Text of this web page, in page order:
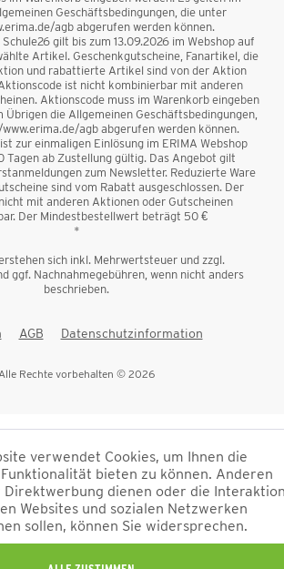
Geschäftsbedingungen, die unter
agb abgerufen werden können.
gilt bis zum 13.09.2026 im Webshop auf
Artikel. Geschenkgutscheine, Fanartikel, die
und rabattierte Artikel sind von der Aktion
ist nicht kombinierbar mit anderen
Aktionscode muss im Warenkorb eingeben
Übrigen die Allgemeinen Geschäftsbedingungen,
agb abgerufen werden können.
zur einmaligen Einlösung im ERIMA Webshop
Tagen ab Zustellung gültig. Das Angebot gilt
zum Newsletter. Reduzierte Ware
sind vom Rabatt ausgeschlossen. Der
mit anderen Aktionen oder Gutscheinen
Der Mindestbestellwert beträgt 50 €
*
sich inkl. Mehrwertsteuer und zzgl.
ggf. Nachnahmegebühren, wenn nicht anders
beschrieben.
AGB Datenschutzinformation
Alle Rechte vorbehalten © 2026
verwendet Cookies, um Ihnen die
bieten zu können. Anderen
Direktwerbung dienen oder die
Websites und sozialen Netzwerken
sollen, können Sie widersprechen.